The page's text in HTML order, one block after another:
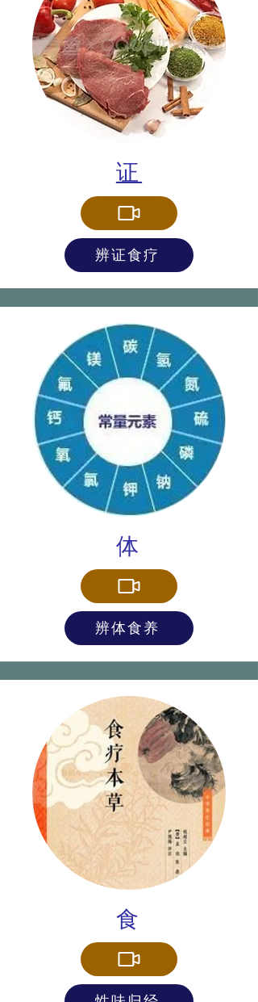
证
辨证食疗
体
辨体食养
食